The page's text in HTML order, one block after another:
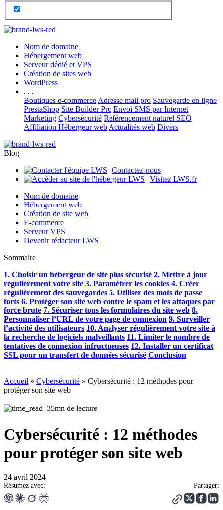
Nom de domaine
Hébergement web
Serveur dédié et VPS
Création de sites web
WordPress
. . .
Boutiques e-commerce Adresse mail pro Sauvegarde en ligne
PrestaShop Site Builder Pro Envoi SMS par Internet
Marketing Cybersécurité Référencement naturel SEO
Affiliation Hébergeur web Actualités web Divers
Blog
Contactez-nous
Visitez LWS.fr
Nom de domaine
Hébergement web
Création de site web
E-commerce
Serveur VPS
Devenir rédacteur LWS
Sommaire
1. Choisir un hébergeur de site plus sécurisé 2. Mettre à jour
régulièrement votre site 3. Paramétrer les cookies 4. Créer
régulièrement des sauvegardes 5. Utiliser des mots de passe
forts 6. Protéger son site web contre le spam et les attaques par
force brute 7. Sécuriser tous les formulaires du site web 8.
Personnaliser l’URL de votre page de connexion 9. Surveiller
l’activité des utilisateurs 10. Analyser régulièrement votre site à
la recherche de logiciels malveillants 11. Limiter le nombre de
tentatives de connexion infructueuses 12. Installer un certificat
SSL pour un transfert de données sécurisé Conclusion
Accueil » Cybersécurité » Cybersécurité : 12 méthodes pour
protéger son site web
35mn de lecture
Cybersécurité : 12 méthodes
pour protéger son site web
24 avril 2024
Résumez avec: Partager: